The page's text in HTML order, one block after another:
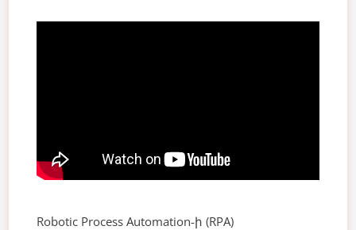
Robotic Process Automation-ի (RPA)